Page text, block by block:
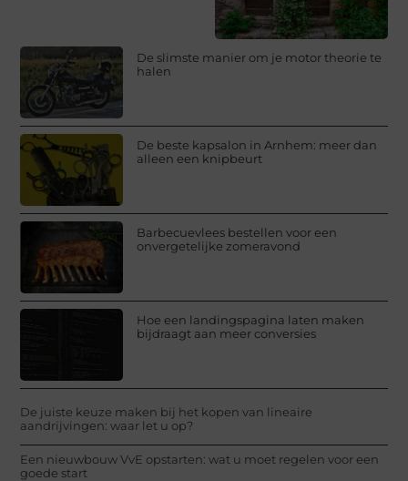
De slimste manier om je motor theorie te
halen
De beste kapsalon in Arnhem: meer dan
alleen een knipbeurt
Barbecuevlees bestellen voor een
onvergetelijke zomeravond
Hoe een landingspagina laten maken
bijdraagt aan meer conversies
De juiste keuze maken bij het kopen van lineaire
aandrijvingen: waar let u op?
Een nieuwbouw VvE opstarten: wat u moet regelen voor een
goede start